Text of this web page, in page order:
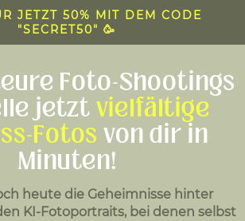
JETZT 50% MIT DEM CODE
"SECRET50" 🥳
Foto-Shootings
jetztvielfältige
Fotos von dir in
Minuten!
heute die Geheimnisse hinter
KI-Fotoportraits, bei denen selbst